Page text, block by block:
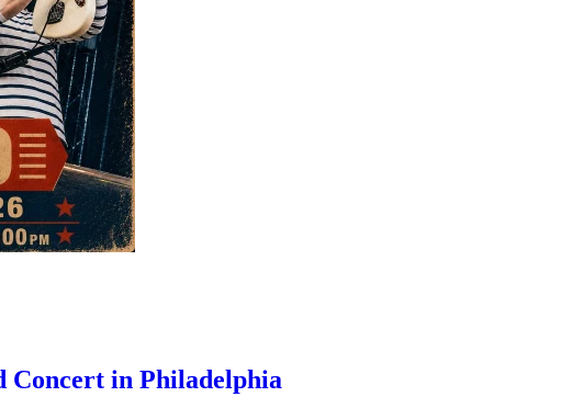
Concert in Philadelphia